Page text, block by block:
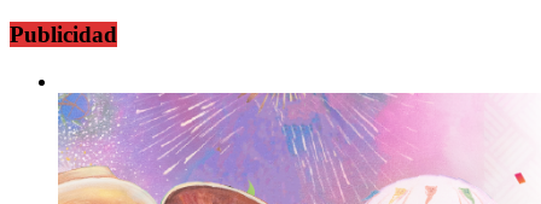
Publicidad